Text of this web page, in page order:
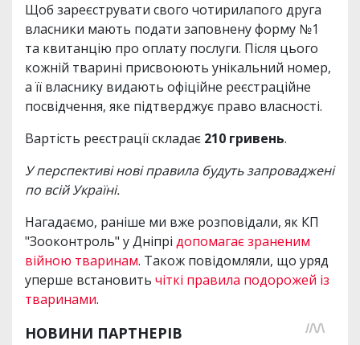
Щоб зареєструвати свого чотирилапого друга
власники мають подати заповнену форму №1
та квитанцію про оплату послуги. Після цього
кожній тварині присвоюють унікальний номер,
а її власнику видають офіційне реєстраційне
посвідчення, яке підтверджує право власності.
Вартість реєстрації складає 210 гривень.
У перспективі нові правила будуть запроваджені
по всій Україні.
Нагадаємо, раніше ми вже розповідали, як КП
"Зооконтроль" у Дніпрі допомагає зраненим
війною тваринам. Також повідомляли, що уряд
уперше встановить чіткі правила подорожей із
тваринами.